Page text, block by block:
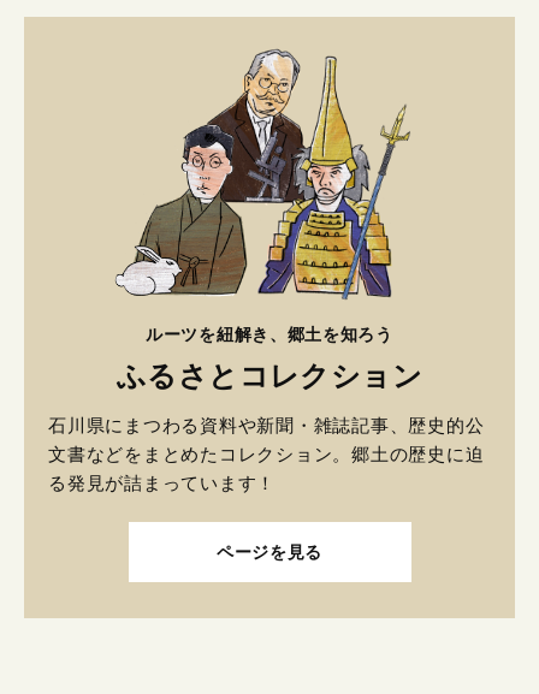
ルーツを紐解き、郷土を知ろう
ふるさとコレクション
石川県にまつわる資料や新聞・雑誌記事、歴史的公
文書などをまとめたコレクション。郷土の歴史に迫
る発見が詰まっています！
ページを見る